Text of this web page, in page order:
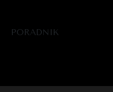
PORADNIK